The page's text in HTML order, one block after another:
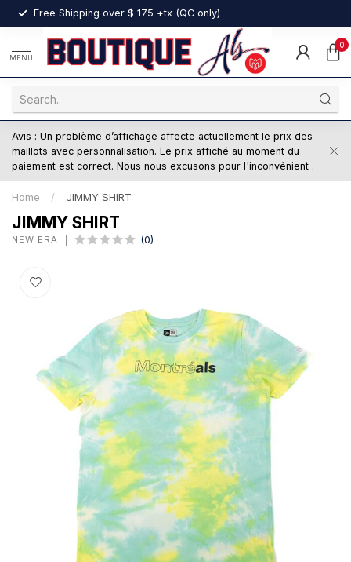
Free Shipping over $ 175 +tx (QC only)
MENU
0
Avis : Un problème d’affichage affecte actuellement le prix des
maillots avec personnalisation. Le prix affiché au moment du
paiement est correct. Nous nous excusons pour l'inconvénient .
Home / JIMMY SHIRT
JIMMY SHIRT
NEW ERA (0)